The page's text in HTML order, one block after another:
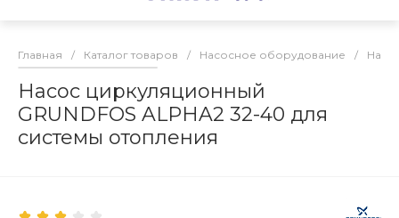
Главная / Каталог товаров / Насосное оборудование /
Насос циркуляционный
GRUNDFOS ALPHA2 32-40 для
системы отопления